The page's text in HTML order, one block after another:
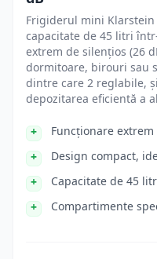
Frigiderul mini
capacitate de 45 litri
extrem de silențios (26
dormitoare, birouri sau
dintre care 2 reglabile,
depozitarea eficientă a
Funcționare
Design compact,
Capacitate de 45
Compartimente